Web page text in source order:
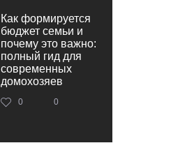
Как формируется
бюджет семьи и
почему это важно:
полный гид для
современных
домохозяев
0 0